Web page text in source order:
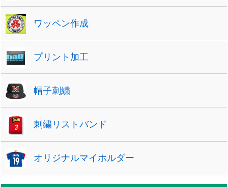
ワッペン作成
プリント加工
帽子刺繍
刺繍リストバンド
オリジナルマイホルダー